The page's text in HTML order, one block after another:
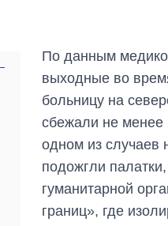
По данным
выходные во
больницу на
сбежали не менее
одном из случаев
подожгли
гуманитарной
границ», где